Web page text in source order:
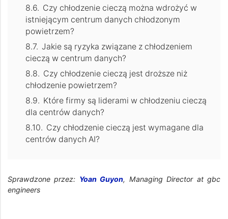
Czy chłodzenie cieczą można wdrożyć w
istniejącym centrum danych chłodzonym
powietrzem?
Jakie są ryzyka związane z chłodzeniem
cieczą w centrum danych?
Czy chłodzenie cieczą jest droższe niż
chłodzenie powietrzem?
Które firmy są liderami w chłodzeniu cieczą
dla centrów danych?
Czy chłodzenie cieczą jest wymagane dla
centrów danych AI?
Sprawdzone przez: Yoan Guyon, Managing Director at gbc
engineers